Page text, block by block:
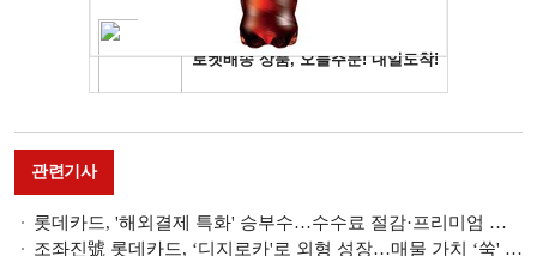
관련기사
롯데카드, '해외결제 특화' 승부수…수수료 절감·프리미엄 공략 병행 [카드사 해외결제 전략]
조좌진號 롯데카드, ‘디지로카'로 외형 성장…매물 가치 ‘쑥' [카드업계 경쟁력 분석 ⑤]